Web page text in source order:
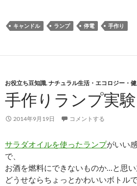
キャンドル ランプ 停電 手作り
お役立ち豆知識,ナチュラル生活・エコロジー・
手作りランプ実験
2014年9月19日 コメントする
サラダオイルを使ったランプがいい
で、
お酒を燃料にできないものか…と思い
どうせならちょっとかわいいボトル